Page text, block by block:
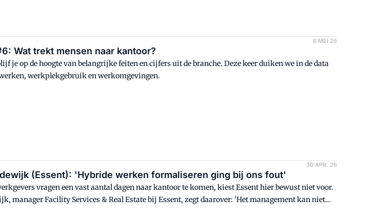
8 MEI 26
Wat trekt mensen naar kantoor?
je op de hoogte van belangrijke feiten en cijfers uit de branche. Deze keer duiken we in de data
werkplekgebruik en werkomgevingen.
30 APR. 26
(Essent): 'Hybride werken formaliseren ging bij ons fout'
vragen een vast aantal dagen naar kantoor te komen, kiest Essent hier bewust niet voor.
manager Facility Services & Real Estate bij Essent, zegt daarover: 'Het management kan niet